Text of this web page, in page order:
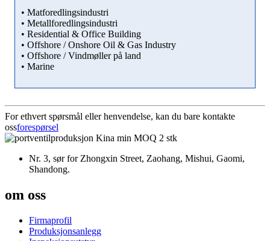
• Matforedlingsindustri
• Metallforedlingsindustri
• Residential & Office Building
• Offshore / Onshore Oil & Gas Industry
• Offshore / Vindmøller på land
• Marine
For ethvert spørsmål eller henvendelse, kan du bare kontakte
ossforespørsel
Nr. 3, sør for Zhongxin Street, Zaohang, Mishui, Gaomi,
Shandong.
om oss
Firmaprofil
Produksjonsanlegg